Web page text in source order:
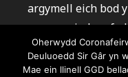
argymell eich bod
mwyn sicrhau
Ni all Gwasanaeth
Oherwydd
Deuluoedd Sir Gâr yn
Mae ein llinell GGD